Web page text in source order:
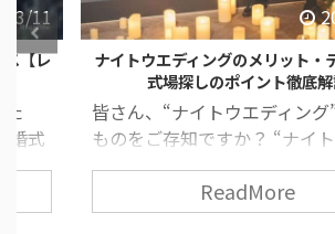
3/11
【レ
婚式
すめ
がな
ナイトウエディングのメリット・
式場探しのポイント徹底
皆さん、“ナイトウエディング
ものをご存知ですか？ “ナイ
ィング” とは、夕方から夜の
う結婚式のことで、近年とても
挙式スタイルの一つです！ 挙
ReadMore